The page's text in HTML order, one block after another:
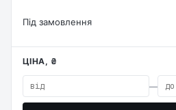
Під замовлення
ЦІНА, ₴
—